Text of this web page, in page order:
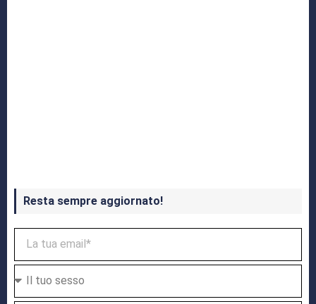
Resta sempre aggiornato!